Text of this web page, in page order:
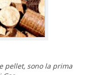
pellet, sono la prima